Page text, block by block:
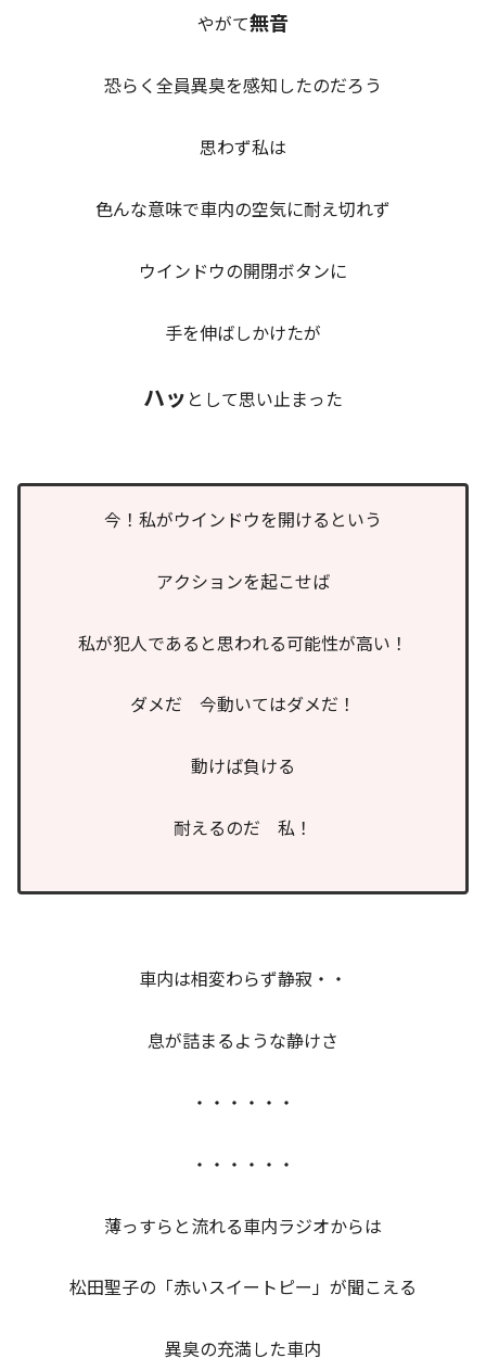
やがて無音
恐らく全員異臭を感知したのだろう
思わず私は
色んな意味で車内の空気に耐え切れず
ウインドウの開閉ボタンに
手を伸ばしかけたが
ハッ として思い止まった
今！私がウインドウを開けるという
アクションを起こせば
私が犯人であると思われる可能性が高い！
ダメだ 今動いてはダメだ！
動けば負ける
耐えるのだ 私！
車内は相変わらず静寂・・
息が詰まるような静けさ
・・・・・・
・・・・・・
薄っすらと流れる車内ラジオからは
松田聖子の「赤いスイートピー」が聞こえる
異臭の充満した車内